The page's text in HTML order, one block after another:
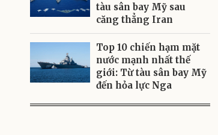
tàu sân bay Mỹ sau
căng thẳng Iran
Top 10 chiến hạm mặt
nước mạnh nhất thế
giới: Từ tàu sân bay Mỹ
đến hỏa lực Nga